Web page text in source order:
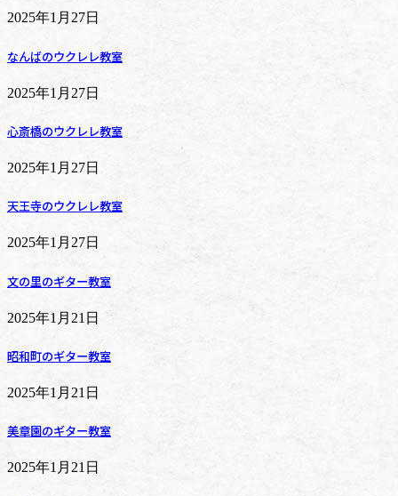
2025年1月27日
なんばのウクレレ教室
2025年1月27日
心斎橋のウクレレ教室
2025年1月27日
天王寺のウクレレ教室
2025年1月27日
文の里のギター教室
2025年1月21日
昭和町のギター教室
2025年1月21日
美章園のギター教室
2025年1月21日